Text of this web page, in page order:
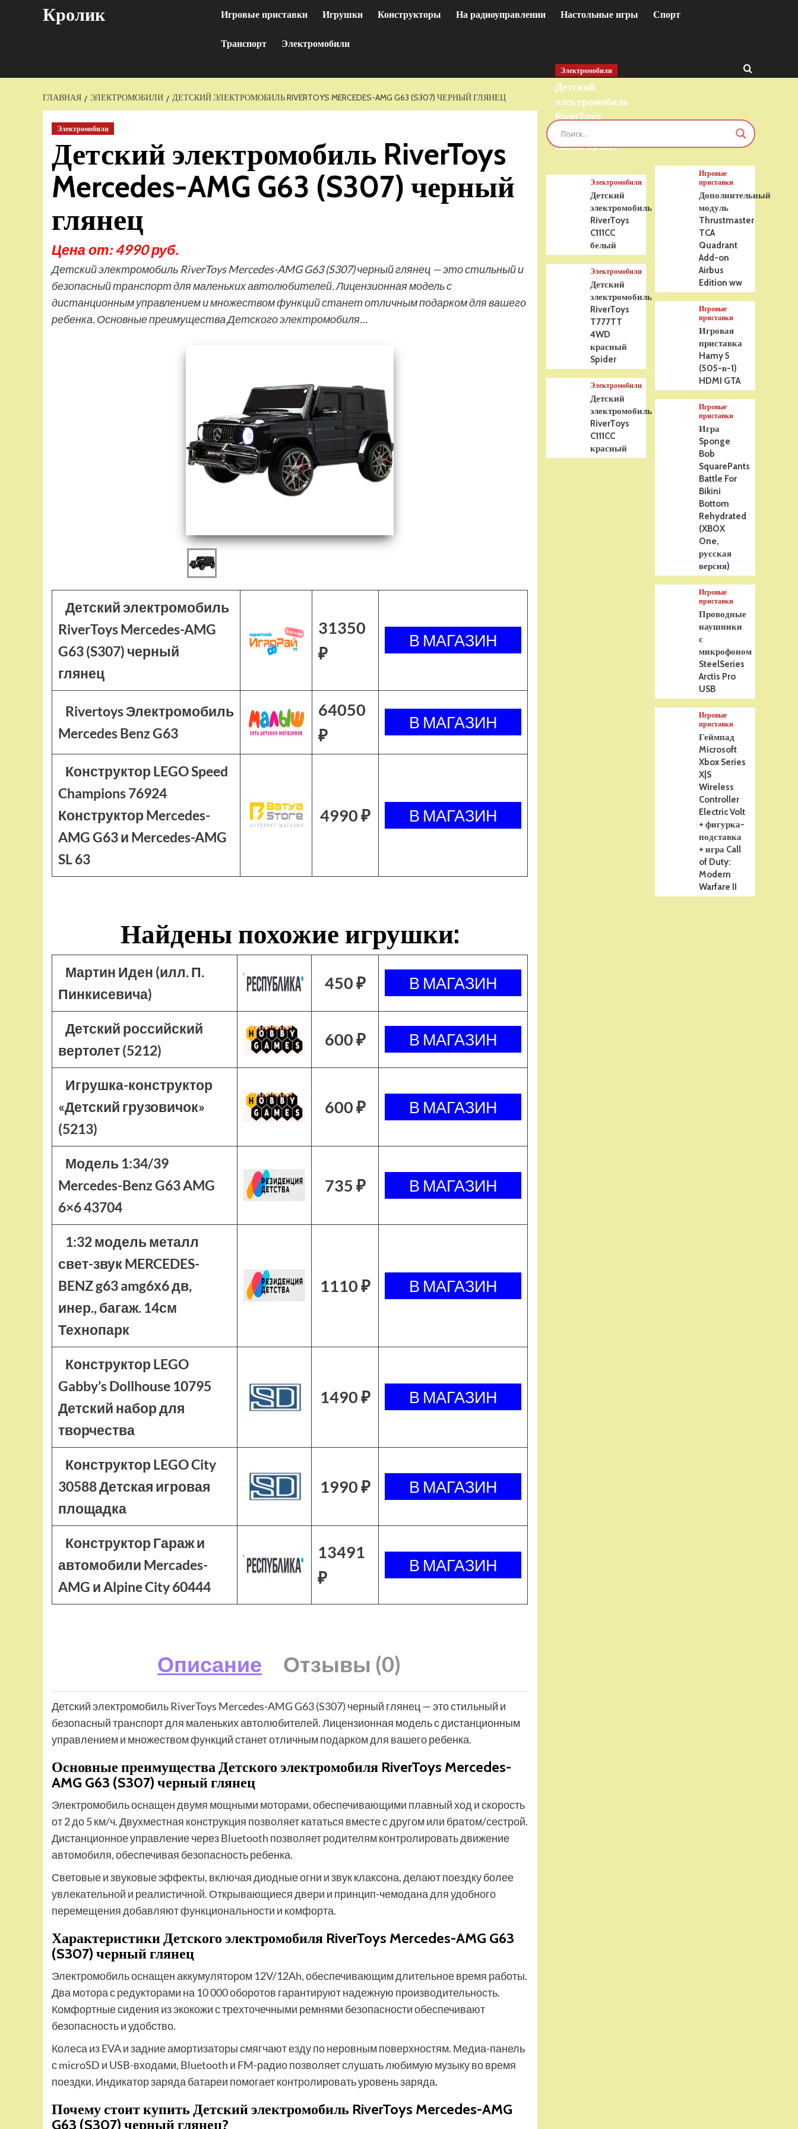
Кролик Игровые приставки Игрушки Конструкторы На радиоуправлении Настольные игры Спорт
Транспорт Электромобили
ГЛАВНАЯ ЭЛЕКТРОМОБИЛИ ДЕТСКИЙ ЭЛЕКТРОМОБИЛЬ RIVERTOYS MERCEDES-AMG G63 (S307) ЧЕРНЫЙ ГЛЯНЕЦ
Электромобили
Детский электромобиль RiverToys
Mercedes-AMG G63 (S307) черный
глянец
Цена от: 4990 руб.
Детский электромобиль RiverToys Mercedes-AMG G63 (S307) черный глянец — это стильный и
безопасный транспорт для маленьких автолюбителей. Лицензионная модель с
дистанционным управлением и множеством функций станет отличным подарком для вашего
ребенка. Основные преимущества Детского электромобиля…
Детский электромобиль
RiverToys Mercedes-AMG
G63 (S307) черный
глянец
31350
₽
Rivertoys Электромобиль
Mercedes Benz G63
64050
₽
Конструктор LEGO Speed
Champions 76924
Конструктор Mercedes-
AMG G63 и Mercedes-AMG
SL 63
4990 ₽
Найдены похожие игрушки:
Мартин Иден (илл. П.
Пинкисевича)
450 ₽
Детский российский
вертолет (5212)
600 ₽
Игрушка-конструктор
«Детский грузовичок»
(5213)
600 ₽
Модель 1:34/39
Mercedes-Benz G63 AMG
6×6 43704
735 ₽
1:32 модель металл
свет-звук MERCEDES-
BENZ g63 amg6х6 дв,
инер., багаж. 14см
Технопарк
1110 ₽
Конструктор LEGO
Gabby’s Dollhouse 10795
Детский набор для
творчества
1490 ₽
Конструктор LEGO City
30588 Детская игровая
площадка
1990 ₽
Конструктор Гараж и
автомобили Mercades-
AMG и Alpine City 60444
13491
₽
Описание Отзывы (0)
Детский электромобиль RiverToys Mercedes-AMG G63 (S307) черный глянец — это стильный и
безопасный транспорт для маленьких автолюбителей. Лицензионная модель с дистанционным
управлением и множеством функций станет отличным подарком для вашего ребенка.
Основные преимущества Детского электромобиля RiverToys Mercedes-
AMG G63 (S307) черный глянец
Электромобиль оснащен двумя мощными моторами, обеспечивающими плавный ход и скорость
от 2 до 5 км/ч. Двухместная конструкция позволяет кататься вместе с другом или братом/сестрой.
Дистанционное управление через Bluetooth позволяет родителям контролировать движение
автомобиля, обеспечивая безопасность ребенка.
Световые и звуковые эффекты, включая диодные огни и звук клаксона, делают поездку более
увлекательной и реалистичной. Открывающиеся двери и принцип-чемодана для удобного
перемещения добавляют функциональности и комфорта.
Характеристики Детского электромобиля RiverToys Mercedes-AMG G63
(S307) черный глянец
Электромобиль оснащен аккумулятором 12V/12Ah, обеспечивающим длительное время работы.
Два мотора с редукторами на 10 000 оборотов гарантируют надежную производительность.
Комфортные сидения из экокожи с трехточечными ремнями безопасности обеспечивают
безопасность и удобство.
Колеса из EVA и задние амортизаторы смягчают езду по неровным поверхностям. Медиа-панель
с microSD и USB-входами, Bluetooth и FM-радио позволяет слушать любимую музыку во время
поездки. Индикатор заряда батареи помогает контролировать уровень заряда.
Почему стоит купить Детский электромобиль RiverToys Mercedes-AMG
G63 (S307) черный глянец?
Электромобили
Детский
электромобиль
RiverToys
T777TT 4WD
синий Spider
Электромобили
Детский
электромобиль
RiverToys
C111CC
белый
Электромобили
Детский
электромобиль
RiverToys
T777TT
4WD
красный
Spider
Электромобили
Детский
электромобиль
RiverToys
C111CC
красный
Игровые
приставки
Дополнительный
модуль
Thrustmaster
TCA
Quadrant
Add-on
Airbus
Edition ww
Игровые
приставки
Игровая
приставка
Hamy 5
(505-в-1)
HDMI GTA
Игровые
приставки
Игра
Sponge
Bob
SquarePants
Battle For
Bikini
Bottom
Rehydrated
(XBOX
One,
русская
версия)
Игровые
приставки
Проводные
наушники
с
микрофоном
SteelSeries
Arctis Pro
USB
Игровые
приставки
Геймпад
Microsoft
Xbox Series
X|S
Wireless
Controller
Electric Volt
+ фигурка-
подставка
+ игра Call
of Duty:
Modern
Warfare II